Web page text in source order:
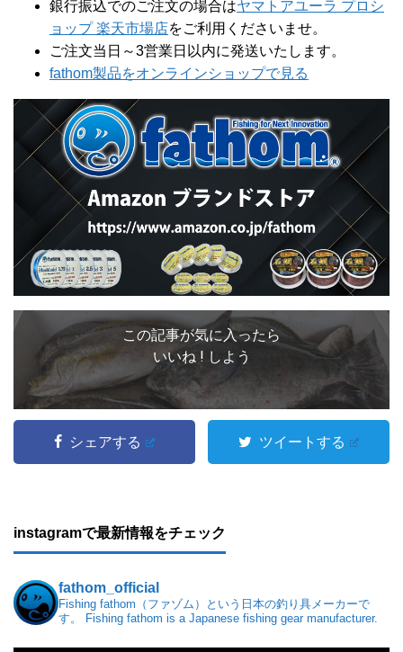
銀行振込でのご注文の場合はヤマトアユーラ プロシ
ョップ 楽天市場店をご利用くださいませ。
ご注文当日～3営業日以内に発送いたします。
fathom製品をオンラインショップで見る
この記事が気に入ったら
いいね ! しよう
シェアする ツイートする
instagramで最新情報をチェック
fathom_official
Fishing fathom（ファゾム）という日本の釣り具メーカーで
す。
Fishing fathom is a Japanese fishing gear manufacturer.